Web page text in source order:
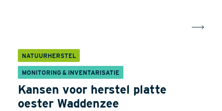
NATUURHERSTEL
MONITORING & INVENTARISATIE
Kansen voor herstel platte
oester Waddenzee